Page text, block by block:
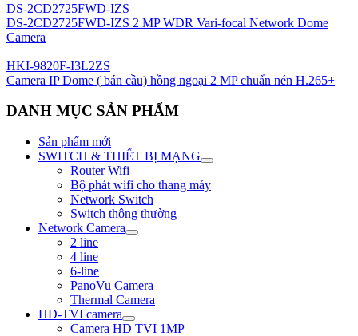
DS-2CD2725FWD-IZS
DS-2CD2725FWD-IZS 2 MP WDR Vari-focal Network Dome
Camera
HKI-9820F-I3L2ZS
Camera IP Dome ( bán cầu) hồng ngoại 2 MP chuẩn nén H.265+
DANH MỤC SẢN PHẨM
Sản phẩm mới
SWITCH & THIẾT BỊ MẠNG
Router Wifi
Bộ phát wifi cho thang máy
Network Switch
Switch thông thường
Network Camera
2 line
4 line
6-line
PanoVu Camera
Thermal Camera
HD-TVI camera
Camera HD TVI 1MP